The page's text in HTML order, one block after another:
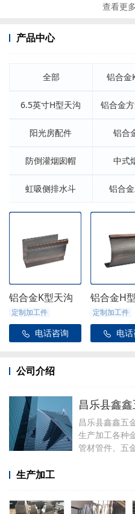
查看更
产品中心
全部 铝合金
6.5英寸H型天沟 铝合金
阳光房配件 铝合
防倒灌烟囱帽 中式
虹吸侧排水斗 铝合
铝合金K型天沟
定制加工件
 电话咨询
铝合金H
定制加工件
 电
公司介绍
昌乐县鑫
昌乐县鑫鑫五
生产加工各种
管材管件、五
件、金属雨链
雨水斗、水簸
生产加工